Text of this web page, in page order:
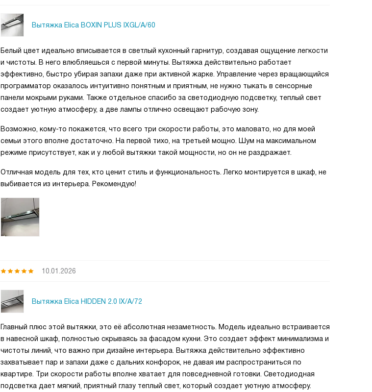
Вытяжка Elica BOXIN PLUS IXGL/A/60
Белый цвет идеально вписывается в светлый кухонный гарнитур, создавая ощущение легкости
и чистоты. В него влюбляешься с первой минуты. Вытяжка действительно работает
эффективно, быстро убирая запахи даже при активной жарке. Управление через вращающийся
программатор оказалось интуитивно понятным и приятным, не нужно тыкать в сенсорные
панели мокрыми руками. Также отдельное спасибо за светодиодную подсветку, теплый свет
создает уютную атмосферу, а две лампы отлично освещают рабочую зону.
Возможно, кому-то покажется, что всего три скорости работы, это маловато, но для моей
семьи этого вполне достаточно. На первой тихо, на третьей мощно. Шум на максимальном
режиме присутствует, как и у любой вытяжки такой мощности, но он не раздражает.
Отличная модель для тех, кто ценит стиль и функциональность. Легко монтируется в шкаф, не
выбивается из интерьера. Рекомендую!
10.01.2026
Вытяжка Elica HIDDEN 2.0 IX/A/72
Главный плюс этой вытяжки, это её абсолютная незаметность. Модель идеально встраивается
в навесной шкаф, полностью скрываясь за фасадом кухни. Это создает эффект минимализма и
чистоты линий, что важно при дизайне интерьера. Вытяжка действительно эффективно
захватывает пар и запахи даже с дальних конфорок, не давая им распространиться по
квартире. Три скорости работы вполне хватает для повседневной готовки. Светодиодная
подсветка дает мягкий, приятный глазу теплый свет, который создает уютную атмосферу.